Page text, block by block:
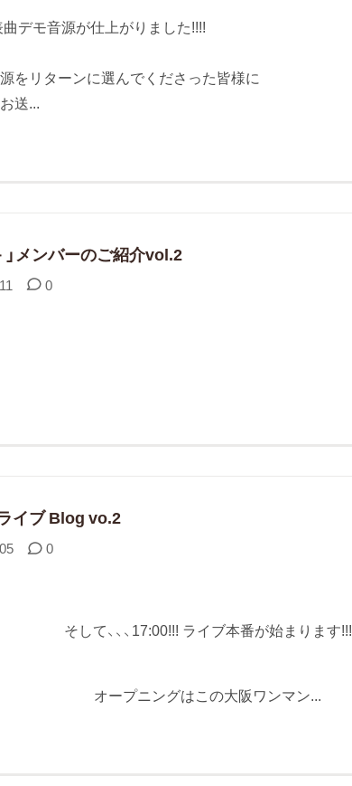
デモ音源が仕上がりました!!!!
をリターンに選んでくださった皆様に
送...
」メンバーのご紹介vol.2
0
イブ Blog vo.2
0
そして、、、17:00!!! ライブ本番が始まります!!!
オープニングはこの大阪ワンマン...